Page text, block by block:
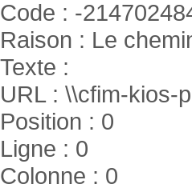
Code : -
Raison : Le
Texte :
URL : \\cfim-kios-
Position : 0
Ligne : 0
Colonne : 0